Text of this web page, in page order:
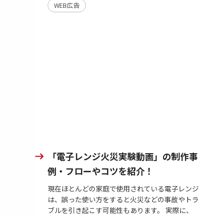
WEB広告
「電子レンジ火災実験動画」の制作事
例・フローやコツを紹介！
現在ほとんどの家庭で使用されている電子レンジ
は、誤った使い方をすると火災などの事故やトラ
ブルを引き起こす可能性もあります。 実際に、